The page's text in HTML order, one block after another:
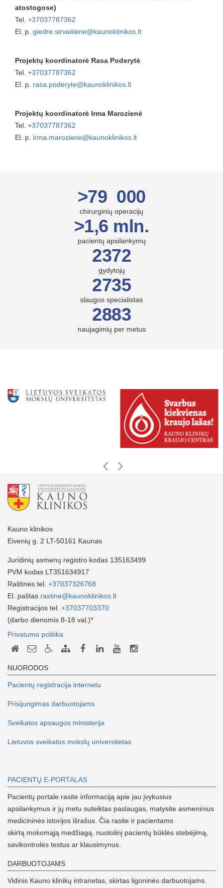
atostogose)
Tel. +37037787362
El. p. giedre.sirvaitiene@kaunoklinikos.lt
Projektų koordinatorė Rasa Poderytė
Tel. +37037787362
El. p. rasa.poderyte@kaunoklinikos.lt
Projektų koordinatorė Irma Marozienė
Tel. +37037787362
El. p. irma.maroziene@kaunoklinikos.lt
>79 000
chirurginių operacijų
>1,6 mln.
pacientų apsilankymų
2372
gydytojų
2735
slaugos specialistas
2883
naujagimių per metus
Kauno klinikos
Eivenių g. 2 LT-50161 Kaunas
Juridinių asmenų registro kodas 135163499
PVM kodas LT351634917
Raštinės tel. +37037326768
El. paštas rastine@kaunoklinikos.lt
Registracijos tel. +37037703370
(darbo dienomis 8-18 val.)*
Privatumo politika
NUORODOS
Pacientų registracija internetu
Prisijungimas darbuotojams
Sveikatos apsaugos ministerija
Lietuvos sveikatos mokslų universitetas
PACIENTŲ E-PORTALAS
Pacientų portale rasite informaciją apie jau įvykusius
apsilankymus ir jų metu suteiktas paslaugas, matysite asmeninius
medicininės istorijos išrašus. Čia rasite ir pacientams
skirtą mokomąją medžiagą, nuotolinį pacientų būklės stebėjimą,
savikontrolės testus ar klausimynus.
DARBUOTOJAMS
Vidinis Kauno klinikų intranetas, skirtas ligoninės darbuotojams.